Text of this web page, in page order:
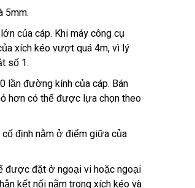
5mm.
của cáp. Khi máy công cụ
xích kéo vượt quá 4m, vì lý
số 1.
lần đường kính của cáp. Bán
hơn có thể được lựa chọn theo
cố định nằm ở điểm giữa của
được đặt ở ngoại vi hoặc ngoại
kết nối nằm trong xích kéo và